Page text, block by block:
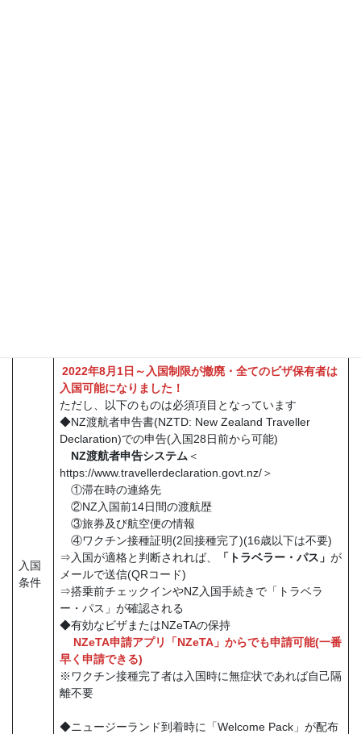
入国
条件
2022年8月1日～入国制限が撤廃・全てのビザ保有者は
入国可能になりました！
ただし、以下のものは必須項目となっています
◆NZ渡航者申告書(NZTD: New Zealand Traveller
Declaration)での申告(入国28日前から可能)
NZ渡航者申告システム ＜
https://www.travellerdeclaration.govt.nz/＞
①滞在時の連絡先
②NZ入国前14日間の渡航歴
③旅券及び航空便の情報
④ワクチン接種証明(2回接種完了)(16歳以下は不要)
⇒入国が適格と判断されれば、
「トラベラー・パス」 が
メールで送信(QRコード)
⇒搭乗前チェックインやNZ入国手続きで「トラベラ
ー・パス」が確認される
◆有効なビザまたはNZeTAの保持
NZeTA申請アプリ「NZeTA」からでも申請可能(一番
早く申請できる)
※ワクチン接種完了者は入国時に無症状であれば自己隔
離不要
◆ニュージーランド到着時に「Welcome Pack」が配布